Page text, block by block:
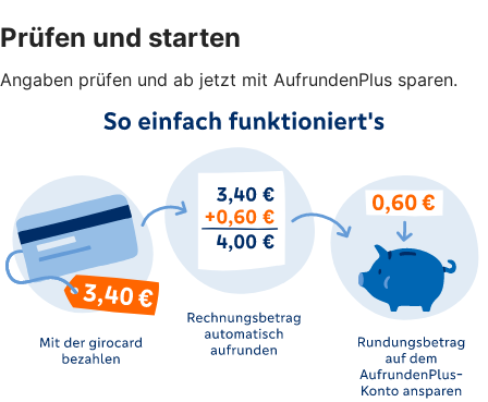
Prüfen und starten
Angaben prüfen und ab jetzt mit AufrundenPlus sparen.